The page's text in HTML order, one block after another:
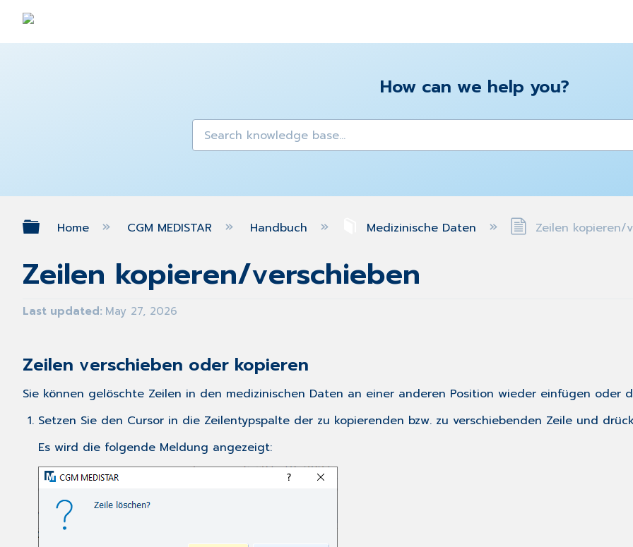
How can we help you?
Expand/collapse global hierarchy
Home CGM MEDISTAR Handbuch Medizinische Daten Zeilen kopieren/
Zeilen kopieren/verschieben
Last updated May 27, 2026
Zeilen verschieben oder kopieren
Sie können gelöschte Zeilen in den medizinischen Daten an einer anderen Position wieder einfügen oder
Setzen Sie den Cursor in die Zeilentypspalte der zu kopierenden bzw. zu verschiebenden Zeile und
Es wird die folgende Meldung angezeigt: